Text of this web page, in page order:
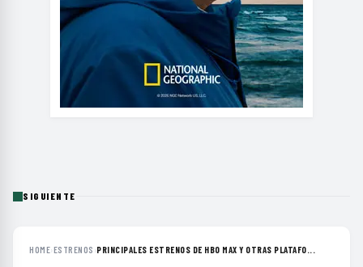
SIGUIENTE
HOME›ESTRENOS ›PRINCIPALES ESTRENOS DE HBO MAX Y OTRAS PLATAFO...